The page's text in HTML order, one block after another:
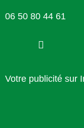
06 50 80 44 61
Votre publicité sur